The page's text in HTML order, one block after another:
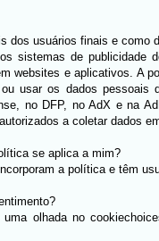
dos usuários finais e como
sistemas de publicidade
websites e aplicativos. A
usar os dados
no DFP, no AdX e na
a coletar dados
se aplica a mim?
a política e têm
olhada no